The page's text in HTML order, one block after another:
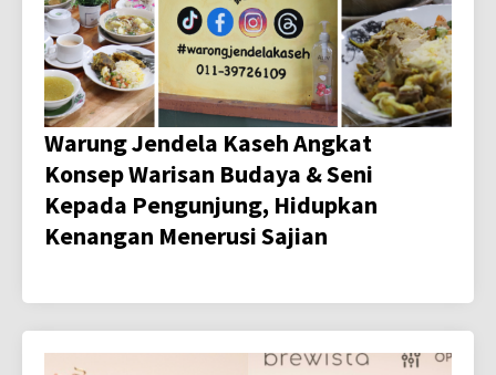
Warung Jendela Kaseh Angkat
Konsep Warisan Budaya & Seni
Kepada Pengunjung, Hidupkan
Kenangan Menerusi Sajian